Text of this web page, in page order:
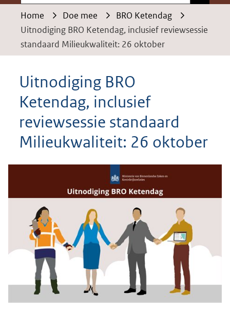
Home Doe mee
BRO Ketendag
Uitnodiging BRO Ketendag, inclusief reviewsessie
standaard Milieukwaliteit: 26 oktober
Uitnodiging BRO
Ketendag, inclusief
reviewsessie standaard
Milieukwaliteit: 26 oktober